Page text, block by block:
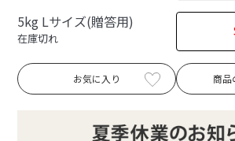
5kg Lサイズ(贈答用)
在庫切れ
お気に入り 商品